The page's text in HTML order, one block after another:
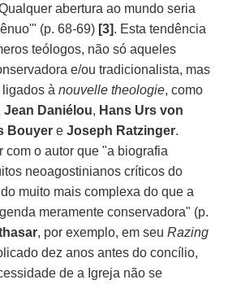
abertura ao mundo seria
(p. 68-69) [3]. Esta tendência
teólogos, não só aqueles
e/ou tradicionalista, mas
ligados ànouvelle theologie, como
Jean Daniélou, Hans Urs von
Bouyer eJoseph Ratzinger.
com o autor que "a biografia
neoagostinianos críticos do
muito mais complexa do que a
meramente conservadora" (p.
, por exemplo, em seu Razing
dez anos antes do concílio,
de a Igreja não se